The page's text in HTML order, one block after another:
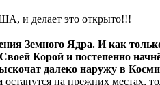
и делает это открыто!!!
Земного Ядра. И как
Корой и постепенно
далеко наружу в
останутся на прежних местах,